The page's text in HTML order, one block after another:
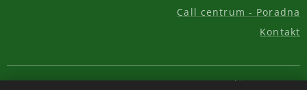
Call centrum - Poradna
Kontakt
© 2011-2026, AKC REAL GROUP s.r.o. Cookies